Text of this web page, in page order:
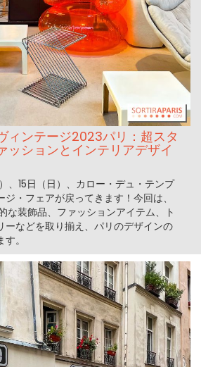
ィンテージ2023パリ：超スタ
ッションとインテリアデザイ
、15日（日）、カロー・デュ・テンプ
・フェアが戻ってきます！今回は、
な装飾品、ファッションアイテム、ト
ーなどを取り揃え、パリのデザインの
。